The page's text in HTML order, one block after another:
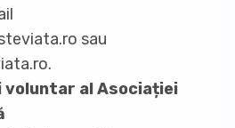
sau
voluntar al Asociației